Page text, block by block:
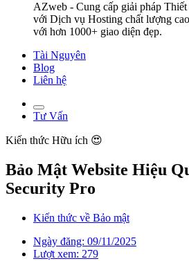
AZweb - Cung cấp giải pháp
với Dịch vụ Hosting chất lượng
với hơn 1000+ giao diện đẹp.
Tài Nguyên
Blog
Liên hệ
Tư Vấn
Kiến thức Hữu ích 😍
Bảo Mật Website Hiệu
Security Pro
Kiến thức về Bảo mật
Ngày đăng: 09/11/2025
Lượt xem: 279